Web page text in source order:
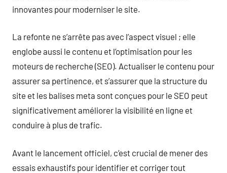
innovantes pour moderniser le site.
La refonte ne s’arrête pas avec l’aspect visuel ; elle
englobe aussi le contenu et l’optimisation pour les
moteurs de recherche (SEO). Actualiser le contenu pour
assurer sa pertinence, et s’assurer que la structure du
site et les balises meta sont conçues pour le SEO peut
significativement améliorer la visibilité en ligne et
conduire à plus de trafic.
Avant le lancement officiel, c’est crucial de mener des
essais exhaustifs pour identifier et corriger tout